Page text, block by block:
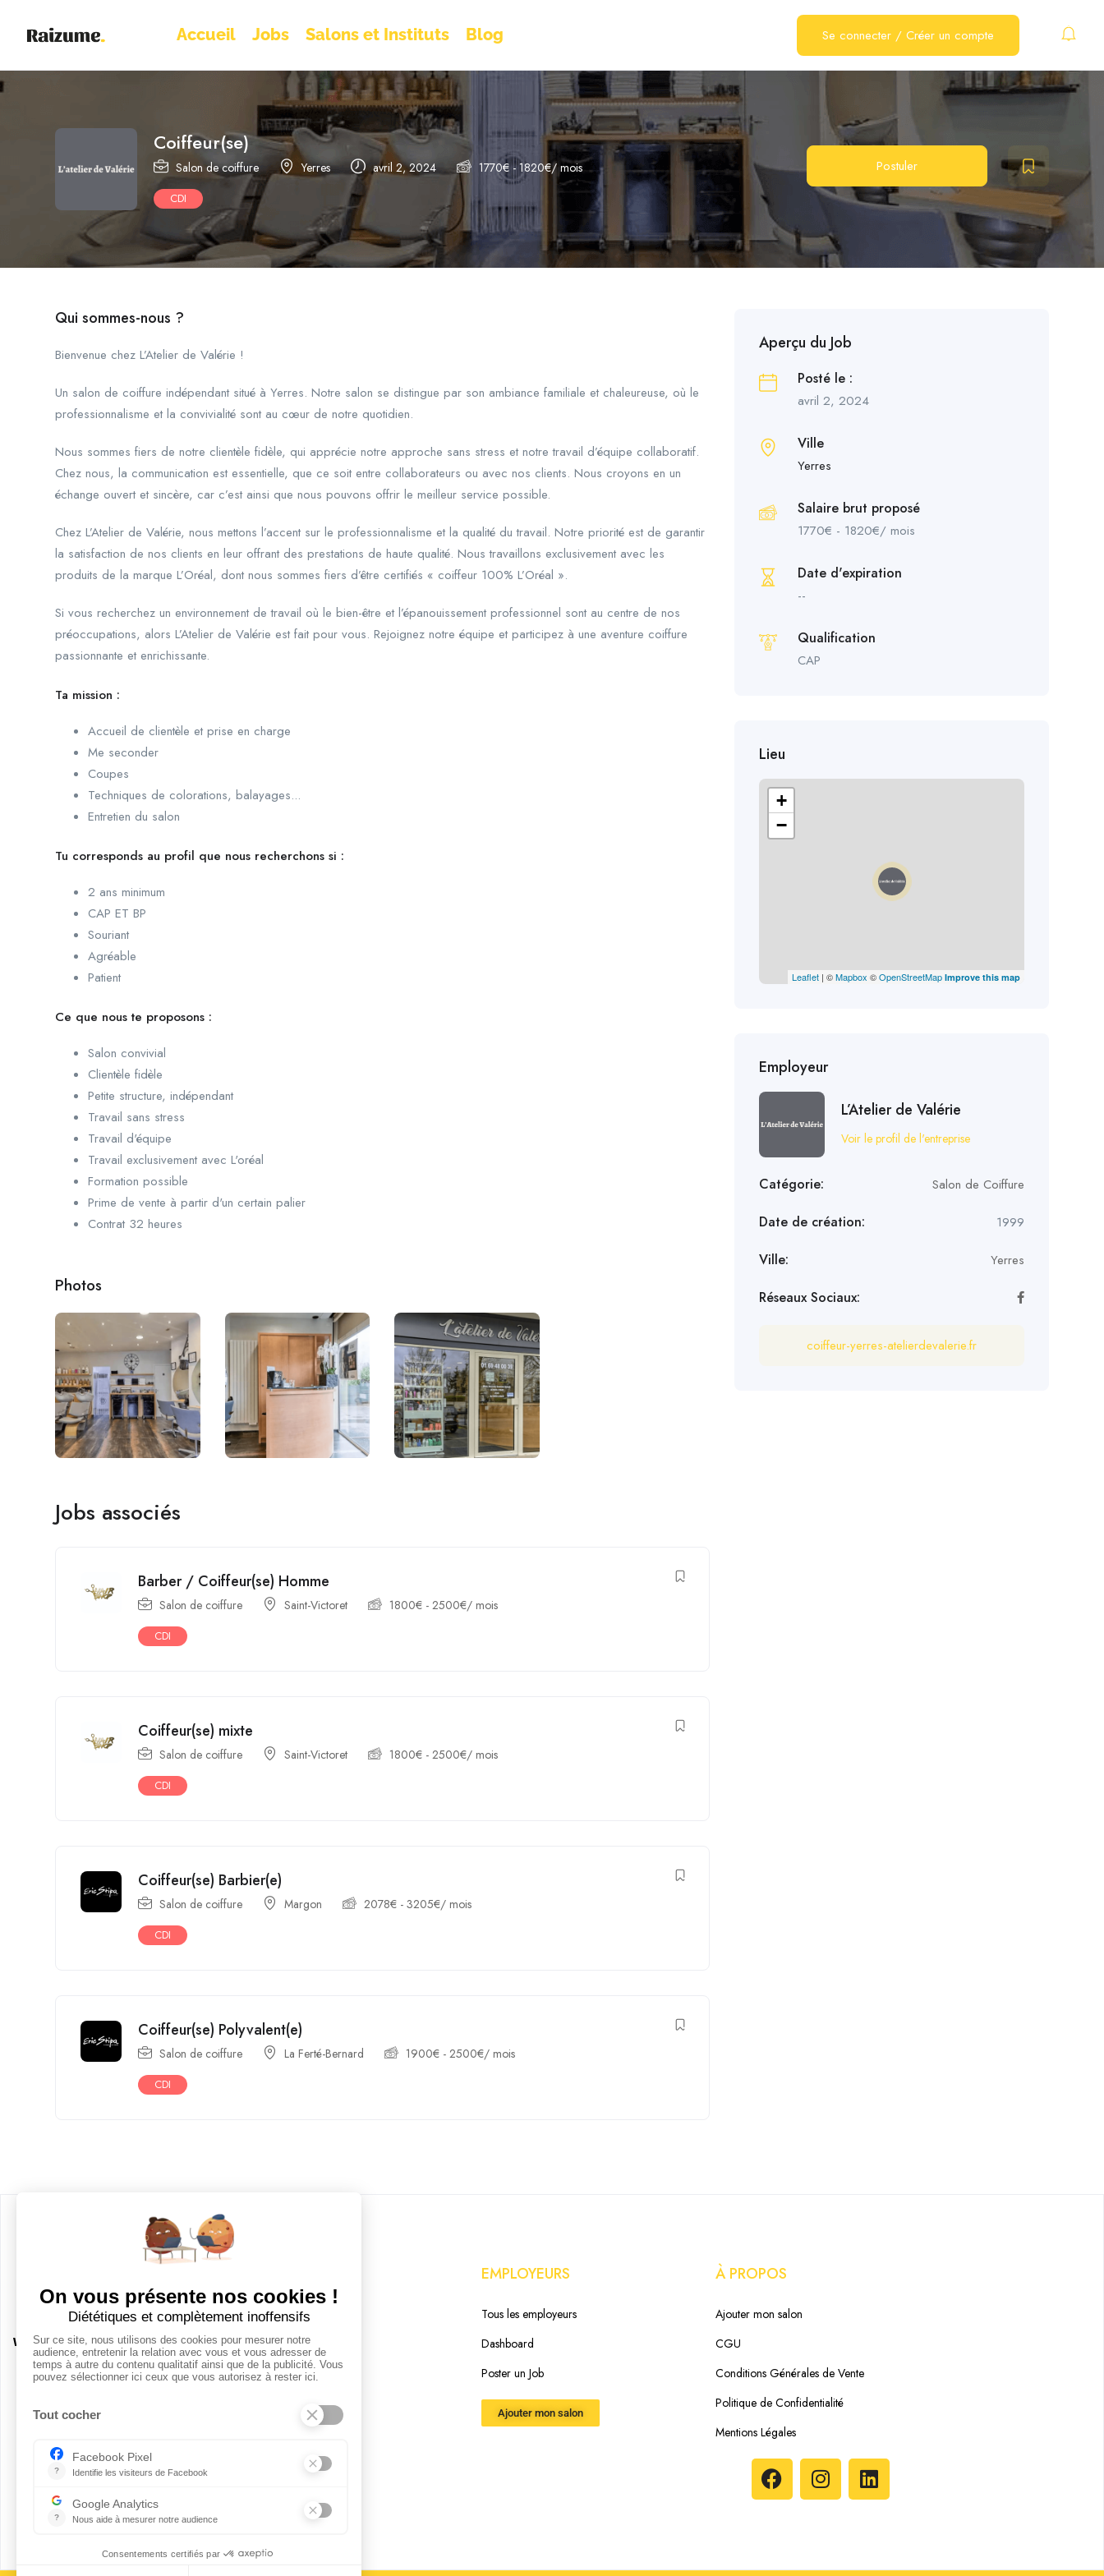
Accueil Jobs Salons et Instituts Blog Se connecter / Créer un compte
Coiffeur(se)
Salon de coiffure Yerres avril 2, 2024 1770€- 1820€/ mois
CDI
Postuler
Qui sommes-nous ?
Bienvenue chez L’Atelier de Valérie !
Un salon de coiffure indépendant situé à Yerres. Notre salon se distingue par son ambiance familiale et chaleureuse, où le
professionnalisme et la convivialité sont au cœur de notre quotidien.
Nous sommes fiers de notre clientèle fidèle, qui apprécie notre approche sans stress et notre travail d’équipe collaboratif.
Chez nous, la communication est essentielle, que ce soit entre collaborateurs ou avec nos clients. Nous croyons en un
échange ouvert et sincère, car c’est ainsi que nous pouvons offrir le meilleur service possible.
Chez L’Atelier de Valérie, nous mettons l’accent sur le professionnalisme et la qualité du travail. Notre priorité est de garantir
la satisfaction de nos clients en leur offrant des prestations de haute qualité. Nous travaillons exclusivement avec les
produits de la marque L’Oréal, dont nous sommes fiers d’être certifiés « coiffeur 100% L’Oréal ».
Si vous recherchez un environnement de travail où le bien-être et l’épanouissement professionnel sont au centre de nos
préoccupations, alors L’Atelier de Valérie est fait pour vous. Rejoignez notre équipe et participez à une aventure coiffure
passionnante et enrichissante.
Ta mission :
Accueil de clientèle et prise en charge
Me seconder
Coupes
Techniques de colorations, balayages...
Entretien du salon
Tu corresponds au profil que nous recherchons si :
2 ans minimum
CAP ET BP
Souriant
Agréable
Patient
Ce que nous te proposons :
Salon convivial
Clientèle fidèle
Petite structure, indépendant
Travail sans stress
Travail d'équipe
Travail exclusivement avec L'oréal
Formation possible
Prime de vente à partir d'un certain palier
Contrat 32 heures
Photos
Jobs associés
Barber / Coiffeur(se) Homme
Salon de coiffure Saint-Victoret 1800€ - 2500€/ mois
CDI
Coiffeur(se) mixte
Salon de coiffure Saint-Victoret 1800€ - 2500€/ mois
CDI
Coiffeur(se) Barbier(e)
Salon de coiffure Margon 2078€ - 3205€/ mois
CDI
Coiffeur(se) Polyvalent(e)
Salon de coiffure La Ferté-Bernard 1900€ - 2500€/ mois
CDI
Aperçu du Job
Posté le :
avril 2, 2024
Ville
Yerres
Salaire brut proposé
1770€ - 1820€/ mois
Date d'expiration
--
Qualification
CAP
Lieu
+
−
Leaflet| ©Mapbox ©OpenStreetMap Improve this map
Employeur
L’Atelier de Valérie
Voir le profil de l'entreprise
Catégorie: Salon de Coiffure
Date de création: 1999
Ville: Yerres
Réseaux Sociaux:
coiffeur-yerres-atelierdevalerie.fr
Votre prochaine aventure commence ici !
Toutes les annonces
Dashboard
Mes alertes
EMPLOYEURS
Tous les employeurs
Dashboard
Poster un Job
Ajouter mon salon
À PROPOS
Ajouter mon salon
CGU
Conditions Générales de Vente
Politique de Confidentialité
Mentions Légales